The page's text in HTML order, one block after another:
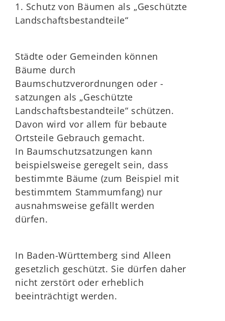
1. Schutz von Bäumen als „Geschützte
Landschaftsbestandteile“
Städte oder Gemeinden können
Bäume durch
Baumschutzverordnungen oder -
satzungen als „Geschützte
Landschaftsbestandteile“ schützen.
Davon wird vor allem für bebaute
Ortsteile Gebrauch gemacht.
In Baumschutzsatzungen kann
beispielsweise geregelt sein, dass
bestimmte Bäume (zum Beispiel mit
bestimmtem Stammumfang) nur
ausnahmsweise gefällt werden
dürfen.
In Baden-Württemberg sind Alleen
gesetzlich geschützt. Sie dürfen daher
nicht zerstört oder erheblich
beeinträchtigt werden.